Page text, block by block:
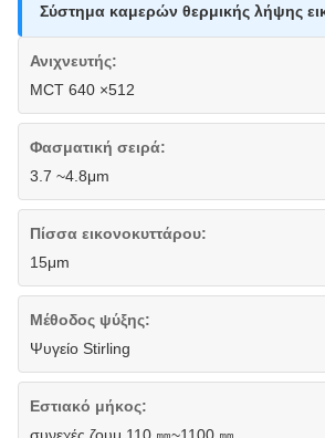
Σύστημα καμερών θερμικής λήψης
Ανιχνευτής:
MCT 640 ×512
Φασματική σειρά:
3.7 ~4.8μm
Πίσσα εικονοκυττάρου:
15μm
Μέθοδος ψύξης:
Ψυγείο Stirling
Εστιακό μήκος:
συνεχές ζουμ 110 ㎜~1100 ㎜